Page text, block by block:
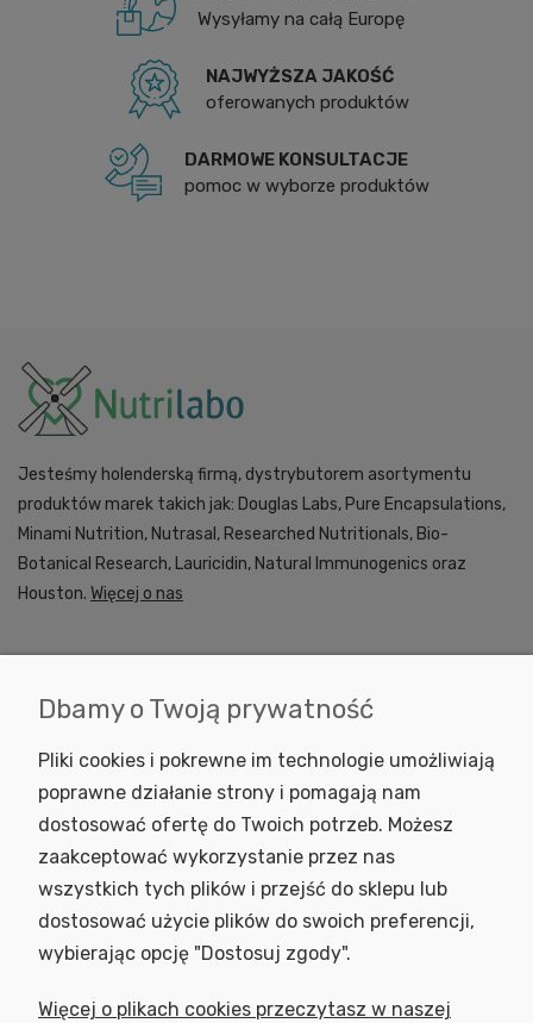
Wysyłamy na całą Europę
NAJWYŻSZA JAKOŚĆ
oferowanych produktów
DARMOWE KONSULTACJE
pomoc w wyborze produktów
Jesteśmy holenderską firmą, dystrybutorem asortymentu
produktów marek takich jak: Douglas Labs, Pure Encapsulations,
Minami Nutrition, Nutrasal, Researched Nutritionals, Bio-
Botanical Research, Lauricidin, Natural Immunogenics oraz
Houston. Więcej o nas
KONTAKT
INFORMACJE
SKLEP
NEWSLETTER
Podaj swój adres e-mail, jeżeli chcesz otrzymywać informacje o
nowościach i promocjach.
Dbamy o Twoją prywatność
Pliki cookies i pokrewne im technologie umożliwiają
poprawne działanie strony i pomagają nam
dostosować ofertę do Twoich potrzeb. Możesz
zaakceptować wykorzystanie przez nas
wszystkich tych plików i przejść do sklepu lub
dostosować użycie plików do swoich preferencji,
wybierając opcję "Dostosuj zgody".
Więcej o plikach cookies przeczytasz w naszej